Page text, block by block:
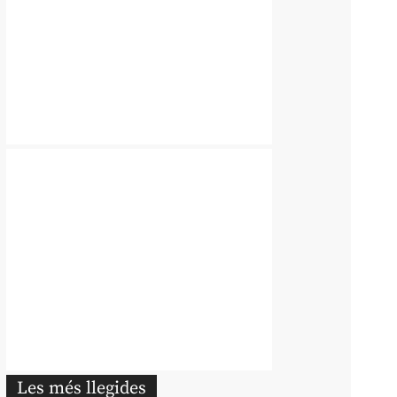
Les més llegides